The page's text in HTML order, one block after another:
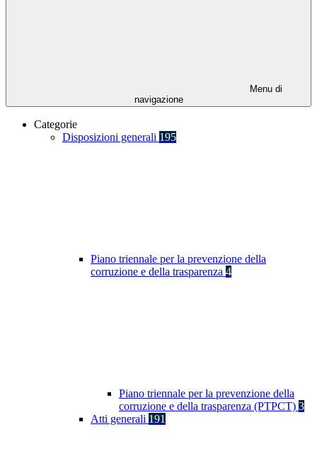
Menu di
navigazione
Categorie
Disposizioni generali 195
Piano triennale per la prevenzione della
corruzione e della trasparenza 4
Piano triennale per la prevenzione della
corruzione e della trasparenza (PTPCT) 3
Atti generali 191